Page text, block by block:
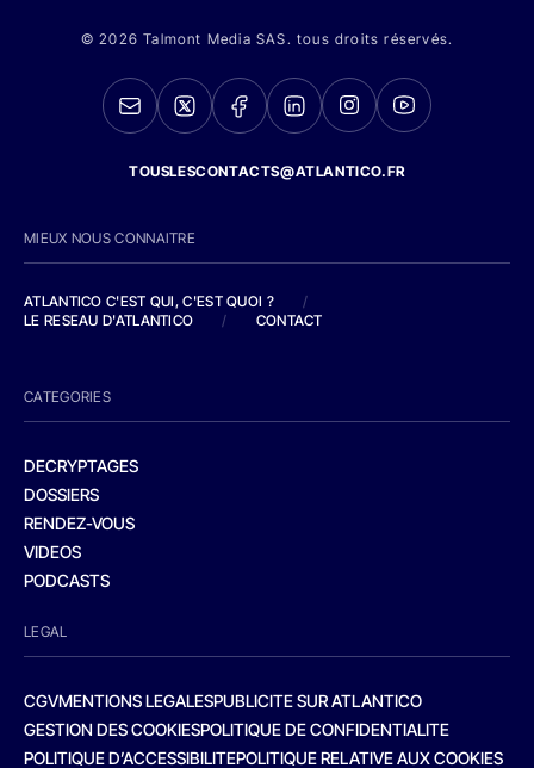
© 2026 Talmont Media SAS. tous droits réservés.
TOUSLESCONTACTS@ATLANTICO.FR
MIEUX NOUS CONNAITRE
ATLANTICO C'EST QUI, C'EST QUOI ?
/
LE RESEAU D'ATLANTICO
/ CONTACT
CATEGORIES
DECRYPTAGES
DOSSIERS
RENDEZ-VOUS
VIDEOS
PODCASTS
LEGAL
CGVMENTIONS LEGALESPUBLICITE SUR ATLANTICO
GESTION DES COOKIESPOLITIQUE DE CONFIDENTIALITE
POLITIQUE D’ACCESSIBILITEPOLITIQUE RELATIVE AUX COOKIES